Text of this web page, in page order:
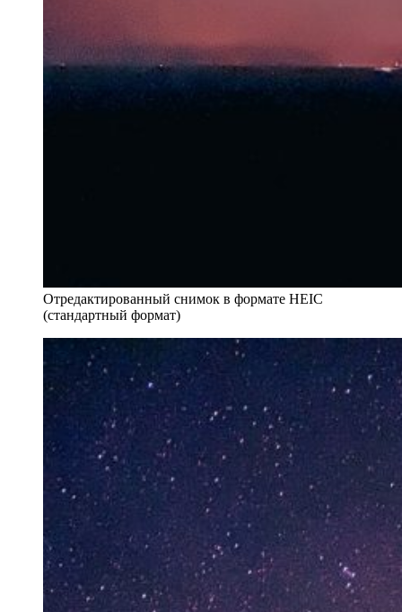
Отредактированный снимок в формате HEIC
(стандартный формат)